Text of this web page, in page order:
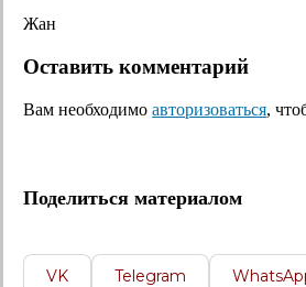
Жан
Оставить комментарий
Вам необходимоавторизоваться,
Поделиться материалом
VK Telegram